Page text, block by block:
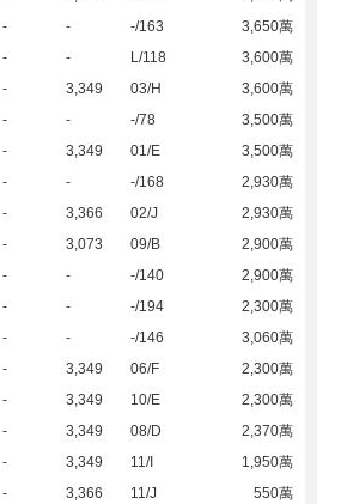
- - -/163
3,650萬
- - L/118
3,600萬
- 3,349 03/H
3,600萬
- - -/78
3,500萬
- 3,349 01/E
3,500萬
- - -/168
2,930萬
- 3,366 02/J
2,930萬
- 3,073 09/B
2,900萬
- - -/140
2,900萬
- - -/194
2,300萬
- - -/146
3,060萬
- 3,349 06/F
2,300萬
- 3,349 10/E
2,300萬
- 3,349 08/D
2,370萬
- 3,349 11/I
1,950萬
- 3,366 11/J
550萬